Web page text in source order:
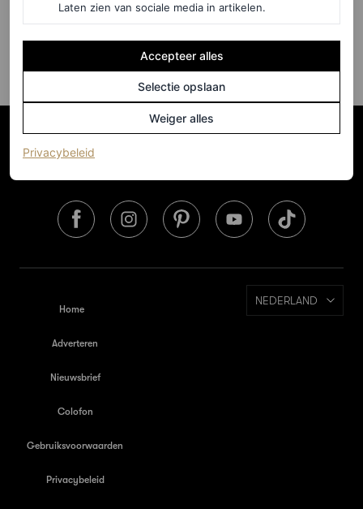
ALICE ROSATI
Home
Adverteren
Nieuwsbrief
Colofon
Gebruiksvoorwaarden
Privacybeleid
NEDERLAND
Laten zien van sociale media in artikelen.
Accepteer alles
Selectie opslaan
Weiger alles
Privacybeleid